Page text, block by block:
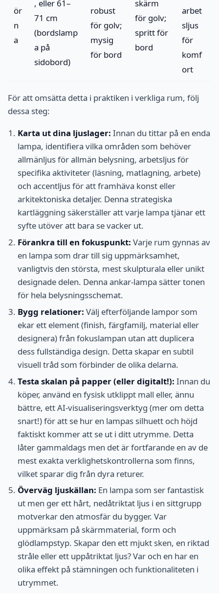
ör
n
a
, eller 61–
71 cm
(bordslamp
a på
sidobord)
robust
för golv;
mysig
för bord
skärm
för golv;
spritt för
bord
arbet
sljus
för
komf
ort
För att omsätta detta i praktiken i verkliga rum, följ
dessa steg:
Karta ut dina ljuslager: Innan du tittar på en enda
lampa, identifiera vilka områden som behöver
allmänljus för allmän belysning, arbetsljus för
specifika aktiviteter (läsning, matlagning, arbete)
och accentljus för att framhäva konst eller
arkitektoniska detaljer. Denna strategiska
kartläggning säkerställer att varje lampa tjänar ett
syfte utöver att bara se vacker ut.
Förankra till en fokuspunkt: Varje rum gynnas av
en lampa som drar till sig uppmärksamhet,
vanligtvis den största, mest skulpturala eller unikt
designade delen. Denna ankar-lampa sätter tonen
för hela belysningsschemat.
Bygg relationer: Välj efterföljande lampor som
ekar ett element (finish, färgfamilj, material eller
designera) från fokuslampan utan att duplicera
dess fullständiga design. Detta skapar en subtil
visuell tråd som förbinder de olika delarna.
Testa skalan på papper (eller digitalt!): Innan du
köper, använd en fysisk utklippt mall eller, ännu
bättre, ett AI-visualiseringsverktyg (mer om detta
snart!) för att se hur en lampas silhuett och höjd
faktiskt kommer att se ut i ditt utrymme. Detta
låter gammaldags men det är fortfarande en av de
mest exakta verklighetskontrollerna som finns,
vilket sparar dig från dyra returer.
Överväg ljuskällan: En lampa som ser fantastisk
ut men ger ett hårt, nedåtriktat ljus i en sittgrupp
motverkar den atmosfär du bygger. Var
uppmärksam på skärmmaterial, form och
glödlampstyp. Skapar den ett mjukt sken, en riktad
stråle eller ett uppåtriktat ljus? Var och en har en
olika effekt på stämningen och funktionaliteten i
utrymmet.